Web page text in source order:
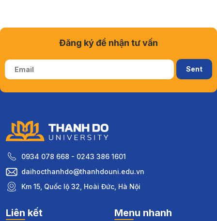
0934 078 668 - 0243 386 1601
daihocthanhdo@thanhdouni.edu.vn
Km 15, Quốc lộ 32, Hoài Đức, Hà Nội
Liên kết Menu nhanh
Đăng ký để nhận tư vấn